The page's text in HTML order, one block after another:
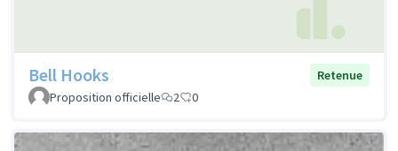
Bell Hooks
Retenue
Proposition officielle
2 0